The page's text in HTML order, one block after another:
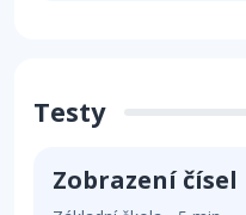
Testy
Zobrazení čísel